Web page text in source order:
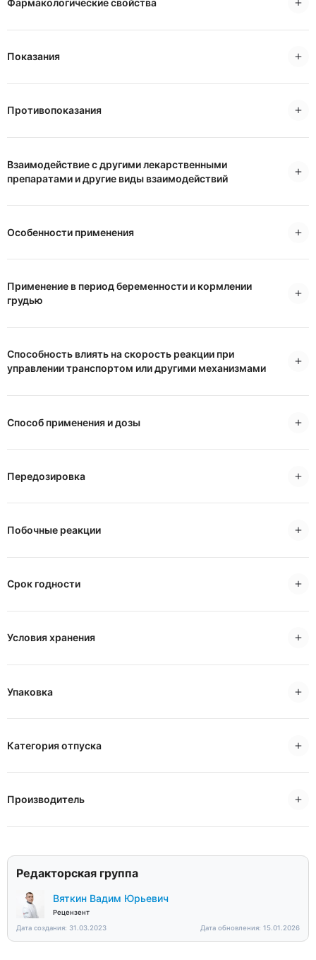
Фармакологические свойства
Показания
Противопоказания
Взаимодействие с другими лекарственными
препаратами и другие виды взаимодействий
Особенности применения
Применение в период беременности и кормлении
грудью
Способность влиять на скорость реакции при
управлении транспортом или другими механизмами
Способ применения и дозы
Передозировка
Побочные реакции
Срок годности
Условия хранения
Упаковка
Категория отпуска
Производитель
Редакторская группа
Вяткин Вадим Юрьевич
Рецензент
Дата создания: 31.03.2023
Дата обновления: 15.01.2026